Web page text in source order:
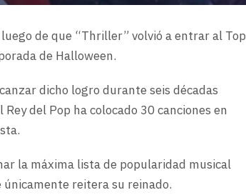
de que “Thriller” volvió a entrar al Top
de Halloween.
dicho logro durante seis décadas
del Pop ha colocado 30 canciones en
la máxima lista de popularidad musical
reitera su reinado.